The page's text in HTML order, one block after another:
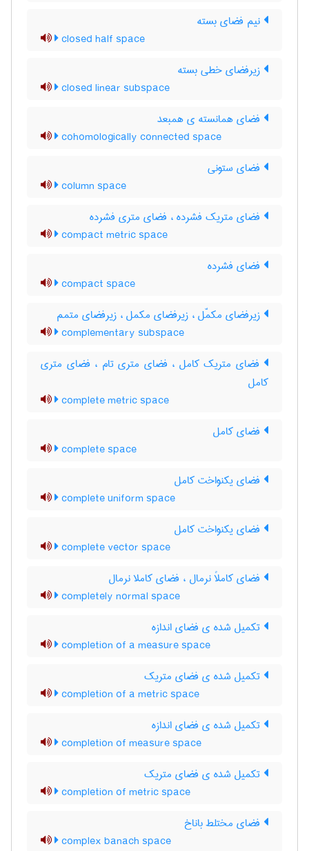
نیم فضای بسته
closed half space
زیرفضای خطی بسته
closed linear subspace
فضای همانسته ی همبعد
cohomologically connected space
فضای ستونی
column space
فضای متریک فشرده ، فضای متری فشرده
compact metric space
فضای فشرده
compact space
زیرفضای مکمّل ، زیرفضای مکمل ، زیرفضای متمم
complementary subspace
فضای متریک کامل ، فضای متری تام ، فضای متری
کامل
complete metric space
فضای کامل
complete space
فضای یکنواخت کامل
complete uniform space
فضای یکنواخت کامل
complete vector space
فضای کاملاً نرمال ، فضای کاملا نرمال
completely normal space
تکمیل شده ی فضای اندازه
completion of a measure space
تکمیل شده ی فضای متریک
completion of a metric space
تکمیل شده ی فضای اندازه
completion of measure space
تکمیل شده ی فضای متریک
completion of metric space
فضای مختلط باناخ
complex banach space